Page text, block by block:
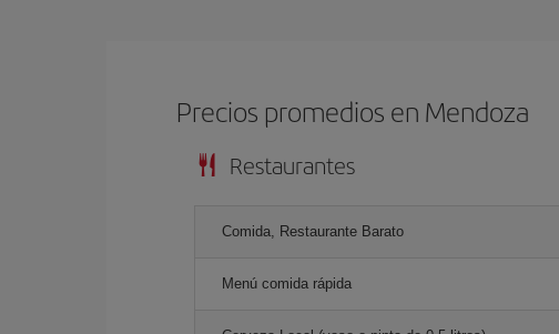
Precios promedios en Mendoza
Restaurantes
Comida, Restaurante Barato
Menú comida rápida